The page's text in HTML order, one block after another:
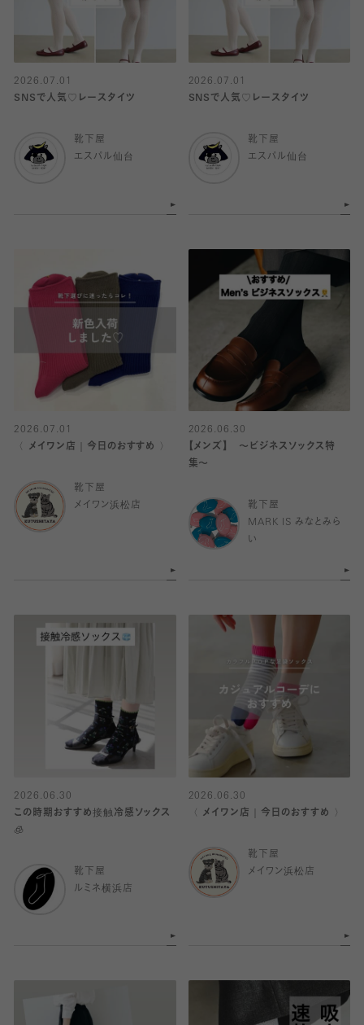
2026.07.01
SNSで人気♡レースタイツ
靴下屋
エスパル仙台
2026.07.01
SNSで人気♡レースタイツ
靴下屋
エスパル仙台
2026.07.01
〈 メイワン店｜今日のおすすめ 〉
靴下屋
メイワン浜松店
2026.06.30
【メンズ】 〜ビジネスソックス特
集〜
靴下屋
MARK IS みなとみら
い
2026.06.30
この時期おすすめ接触冷感ソックス
🧊
靴下屋
ルミネ横浜店
2026.06.30
〈 メイワン店｜今日のおすすめ 〉
靴下屋
メイワン浜松店